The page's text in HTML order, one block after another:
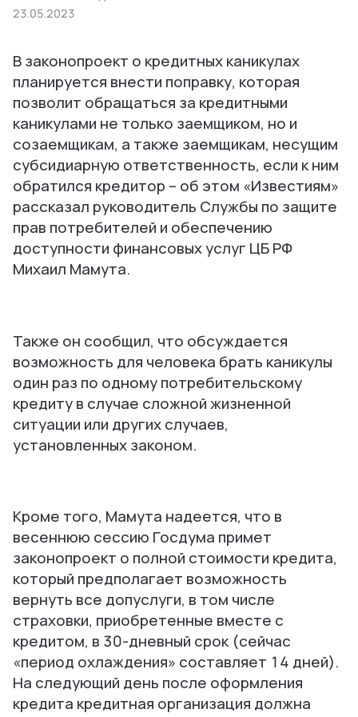
23.05.2023
В законопроект о кредитных каникулах
планируется внести поправку, которая
позволит обращаться за кредитными
каникулами не только заемщиком, но и
созаемщикам, а также заемщикам, несущим
субсидиарную ответственность, если к ним
обратился кредитор – об этом «Известиям»
рассказал руководитель Службы по защите
прав потребителей и обеспечению
доступности финансовых услуг ЦБ РФ
Михаил Мамута.
Также он сообщил, что обсуждается
возможность для человека брать каникулы
один раз по одному потребительскому
кредиту в случае сложной жизненной
ситуации или других случаев,
установленных законом.
Кроме того, Мамута надеется, что в
весеннюю сессию Госдума примет
законопроект о полной стоимости кредита,
который предполагает возможность
вернуть все допуслуги, в том числе
страховки, приобретенные вместе с
кредитом, в 30-дневный срок (сейчас
«период охлаждения» составляет 14 дней).
На следующий день после оформления
кредита кредитная организация должна